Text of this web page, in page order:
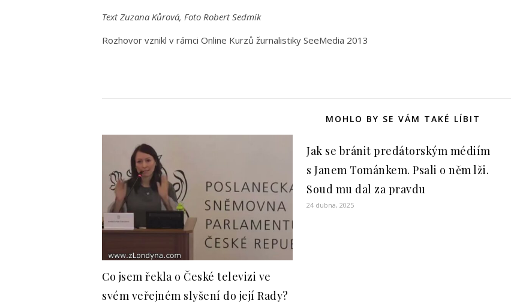
Text Zuzana Kůrová, Foto Robert Sedmík
Rozhovor vznikl v rámci Online Kurzů žurnalistiky SeeMedia 2013
MOHLO BY SE VÁM TAKÉ LÍBIT
Co jsem řekla o České televizi ve
svém veřejném slyšení do její Rady?
Jak se bránit predátorským médiím
s Janem Tománkem. Psali o něm lži.
Soud mu dal za pravdu
24 dubna, 2025